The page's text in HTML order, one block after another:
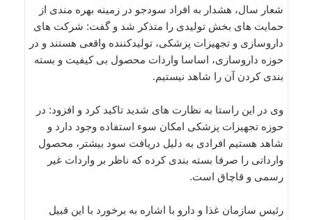
شعار سال، هشدار به افراد سودجو در زمینه بهره مندی از
حمایت های بخش تولیدی را متذکر شد و گفت: شرکت های
داروسازی و تجهیزات پزشکی، تولیدکننده واقعی هستند و در
حوزه داروسازی، اساسا واردات محصول بی کیفیت و بسته
بندی کردن آن را شاهد نیستیم.
وی در این راستا به نظارت های شدید تاکید کرد و افزود: در
حوزه تجهیزات پزشکی امکان سوء استفاده وجود دارد و
شاهد هستیم افرادی به دلیل دریافت سود بیشتر، محصول
وارداتی را صرفا بسته بندی کرده که ناظر بر واردات غیر
رسمی و قاچاق است.
رئیس سازمان غذا و دارو با اشاره به برخورد با این قبیل